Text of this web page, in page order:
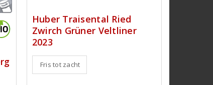
Huber Traisental Ried
Zwirch Grüner Veltliner
2023
Fris tot zacht